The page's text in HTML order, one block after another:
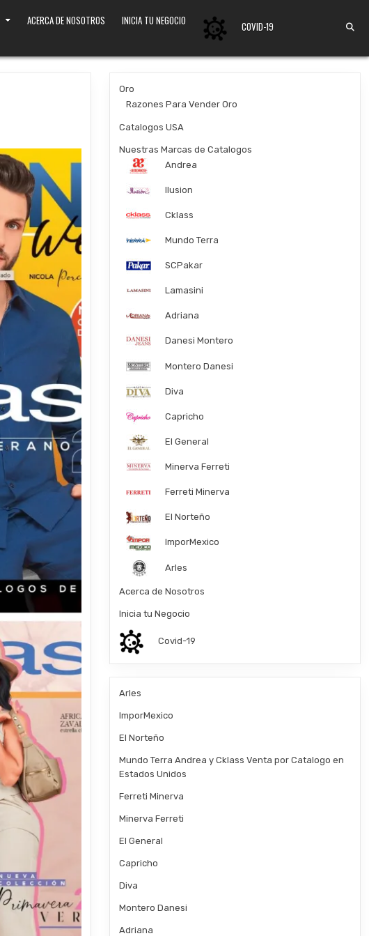
ACERCA DE NOSOTROS INICIA TU NEGOCIO COVID-19
Oro
Razones Para Vender Oro
Catalogos USA
Nuestras Marcas de Catalogos
Andrea
Ilusion
Cklass
Mundo Terra
SCPakar
Lamasini
Adriana
Danesi Montero
Montero Danesi
Diva
Capricho
El General
Minerva Ferreti
Ferreti Minerva
El Norteño
ImporMexico
Arles
Acerca de Nosotros
Inicia tu Negocio
Covid-19
Arles
ImporMexico
El Norteño
Mundo Terra Andrea y Cklass Venta por Catalogo en
Estados Unidos
Ferreti Minerva
Minerva Ferreti
El General
Capricho
Diva
Montero Danesi
Adriana